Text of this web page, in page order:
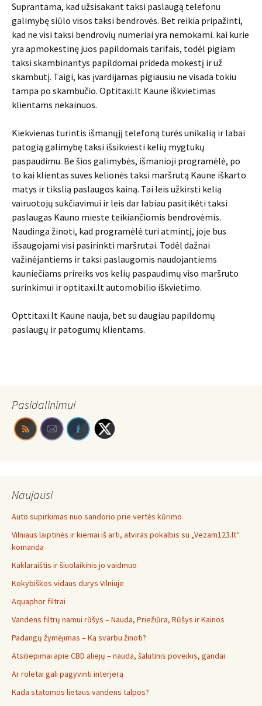
Suprantama, kad užsisakant taksi paslaugą telefonu
galimybę siūlo visos taksi bendrovės. Bet reikia pripažinti,
kad ne visi taksi bendrovių numeriai yra nemokami. kai kurie
yra apmokestinę juos papildomais tarifais, todėl pigiam
taksi skambinantys papildomai prideda mokestį ir už
skambutį. Taigi, kas įvardijamas pigiausiu ne visada tokiu
tampa po skambučio. Optitaxi.lt Kaune iškvietimas
klientams nekainuos.
Kiekvienas turintis išmanųjį telefoną turės unikalią ir labai
patogią galimybę taksi išsikviesti kelių mygtukų
paspaudimu. Be šios galimybės, išmanioji programėlė, po
to kai klientas suves kelionės taksi maršrutą Kaune iškarto
matys ir tikslią paslaugos kainą. Tai leis užkirsti kelią
vairuotojų sukčiavimui ir leis dar labiau pasitikėti taksi
paslaugas Kauno mieste teikiančiomis bendrovėmis.
Naudinga žinoti, kad programėlė turi atmintį, joje bus
išsaugojami visi pasirinkti maršrutai. Todėl dažnai
važinėjantiems ir taksi paslaugomis naudojantiems
kauniečiams prireiks vos kelių paspaudimų viso maršruto
surinkimui ir optitaxi.lt automobilio iškvietimo.
Opttitaxi.lt Kaune nauja, bet su daugiau papildomų
paslaugų ir patogumų klientams.
Pasidalinimui
Naujausi
Auto supirkimas nuo sandorio prie vertės kūrimo
Vilniaus laiptinės ir kiemai iš arti, atviras pokalbis su „Vezam123.lt“
komanda
Kaklaraištis ir šiuolaikinis jo vaidmuo
Kokybiškos vidaus durys Vilniuje
Aquaphor filtrai
Vandens filtrų namui rūšys – Nauda, Priežiūra, Rūšys ir Kainos
Padangų žymėjimas – Ką svarbu žinoti?
Atsiliepimai apie CBD aliejų – nauda, šalutinis poveikis, gandai
Ar roletai gali pagyvinti interjerą
Kada statomos lietaus vandens talpos?